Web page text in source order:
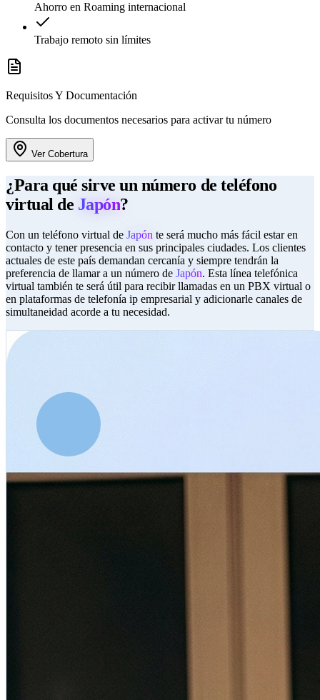
Ahorro en Roaming internacional
Trabajo remoto sin límites
Requisitos Y Documentación
Consulta los documentos necesarios para activar tu número
Ver Cobertura
¿Para qué sirve un número de teléfono
virtual de Japón?
Con un teléfono virtual de Japón te será mucho más fácil estar en
contacto y tener presencia en sus principales ciudades. Los clientes
actuales de este país demandan cercanía y siempre tendrán la
preferencia de llamar a un número de Japón. Esta línea telefónica
virtual también te será útil para recibir llamadas en un PBX virtual o
en plataformas de telefonía ip empresarial y adicionarle canales de
simultaneidad acorde a tu necesidad.